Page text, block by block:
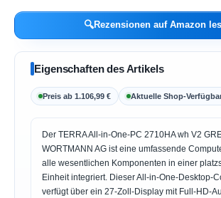
🔍Rezensionen auf Amazon
Eigenschaften des Artikels
Preis ab 1.106,99 € Aktuelle Shop-
Der TERRA All-in-One-PC 2710HA wh V2
WORTMANN AG ist eine umfassende
alle wesentlichen Komponenten in einer
Einheit integriert. Dieser All-in-One-Desktop-
verfügt über ein 27-Zoll-Display mit Full-HD-